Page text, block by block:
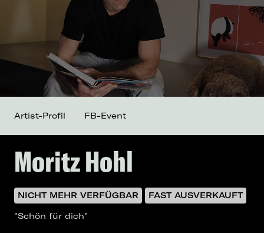
Moritz Hohl
NICHT MEHR VERFÜGBAR
FAST AUSVERKAUFT
"Schön für dich"
Artist-Profil FB-Event